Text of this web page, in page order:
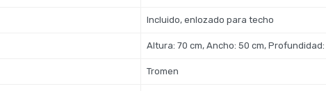
Incluido, enlozado para techo
Altura: 70 cm, Ancho: 50 cm, Profundidad:
Tromen